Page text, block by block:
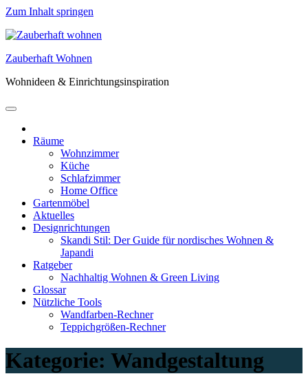
Zum Inhalt springen
Zauberhaft Wohnen
Wohnideen & Einrichtungsinspiration
Räume
Wohnzimmer
Küche
Schlafzimmer
Home Office
Gartenmöbel
Aktuelles
Designrichtungen
Skandi Stil: Der Guide für nordisches Wohnen &
Japandi
Ratgeber
Nachhaltig Wohnen & Green Living
Glossar
Nützliche Tools
Wandfarben-Rechner
Teppichgrößen-Rechner
Kategorie: Wandgestaltung